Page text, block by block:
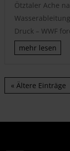
Ötztaler Ache
Druck – WWF
mehr lesen
« Ältere Einträge